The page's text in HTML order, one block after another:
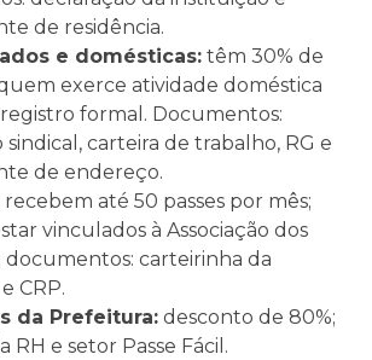
de residência.
e domésticas: têm 30% de
exerce atividade doméstica
formal. Documentos:
sindical, carteira de trabalho, RG e
de endereço.
recebem até 50 passes por mês;
vinculados à Associação dos
documentos: carteirinha da
CRP.
da Prefeitura: desconto de 80%;
RH e setor Passe Fácil.